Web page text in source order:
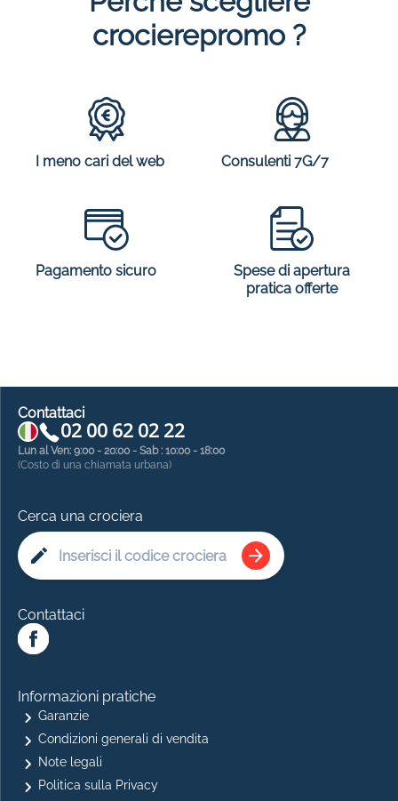
crocierepromo ?
I meno cari del web Consulenti 7G/7
Pagamento sicuro
Spese di apertura
pratica offerte
Contattaci
02 00 62 02 22
Lun al Ven: 9:00 - 20:00 - Sab : 10:00 - 18:00
(Costo di una chiamata urbana)
Cerca una crociera
Contattaci
Informazioni pratiche
Garanzie
Condizioni generali di vendita
Note legali
Politica sulla Privacy